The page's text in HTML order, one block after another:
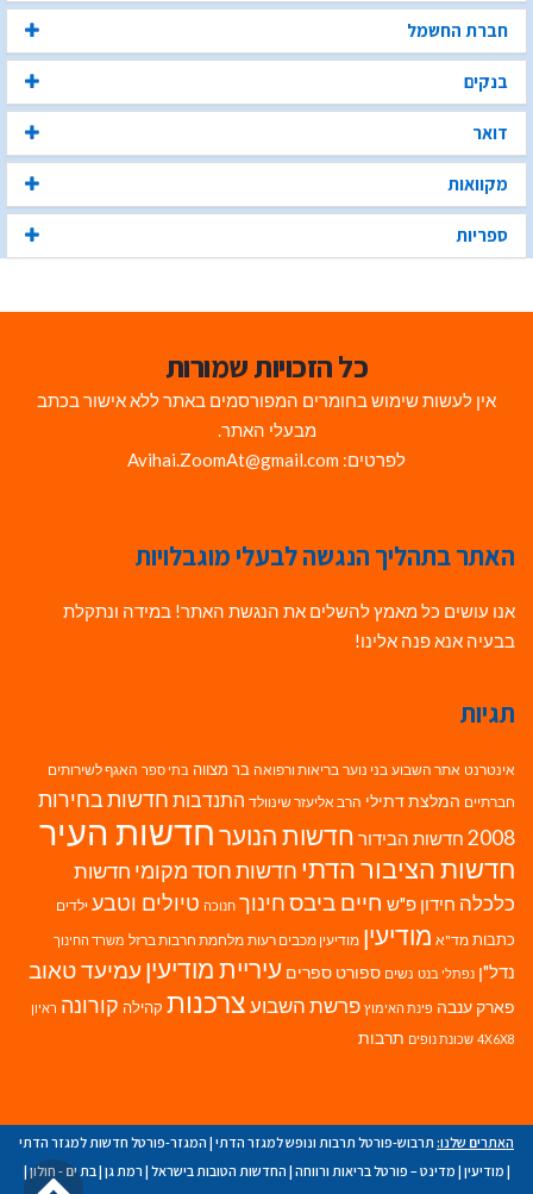
חברת החשמל
בנקים
דואר
מקוואות
ספריות
כל הזכויות שמורות
אין לעשות שימוש בחומרים המפורסמים באתר ללא אישור בכתב
מבעלי האתר.
לפרטים: Avihai.ZoomAt@gmail.com
האתר בתהליך הנגשה לבעלי מוגבלויות
אנו עושים כל מאמץ להשלים את הנגשת האתר! במידה ונתקלת
בבעיה אנא פנה אלינו!
תגיות
אינטרנט אתר השבוע בני נוער בריאות ורפואה בר מצווה בתי ספר האגף לשירותים
חברתיים המלצת דתילי הרב אליעזר שינוולד התנדבות חדשות בחירות
2008 חדשות הבידור חדשות הנוערחדשות העיר
חדשות הציבור הדתי חדשות חסד מקומי חדשות
כלכלה חידון פ"ש חיים ביבסחינוך חנוכה טיולים וטבע ילדים
כתבות מד"א מודיעין מודיעין מכבים רעות מלחמת חרבות ברזל משרד החינוך
נדל"ן נפתלי בנט נשים ספורט ספרים עיריית מודיעין עמיעד טאוב
פארק ענבה פינת האימוץ פרשת השבועצרכנות קהילה קורונה ראיון
4X6X8 שכונת נופים תרבות
האתרים שלנו: תרבוש-פורטל תרבות ונופש למגזר הדתי | המגזר-פורטל חדשות למגזר הדתי
| מודיעין | מדינט – פורטל בריאות ורווחה | החדשות הטובות בישראל | רמת גן | בת ים - חולון|